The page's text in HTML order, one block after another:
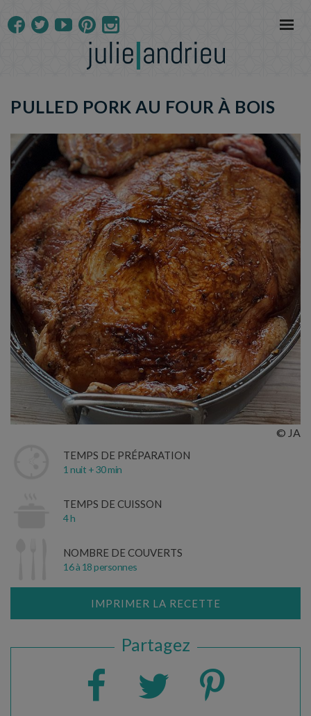
PULLED PORK AU FOUR À BOIS
© JA
TEMPS DE PRÉPARATION
1 nuit + 30 min
TEMPS DE CUISSON
4 h
NOMBRE DE COUVERTS
16 à 18 personnes
IMPRIMER LA RECETTE
Partagez